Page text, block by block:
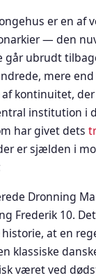
er en af
— den
går ubrudt
mere
kontinuitet,
institution i
har givet dets
er sjælden i
Dronning
Frederik 10.
at en
klassiske
været ved